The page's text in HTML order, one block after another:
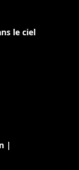
le ciel
|